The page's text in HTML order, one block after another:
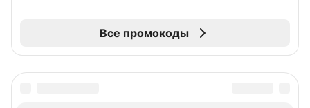
Все промокоды